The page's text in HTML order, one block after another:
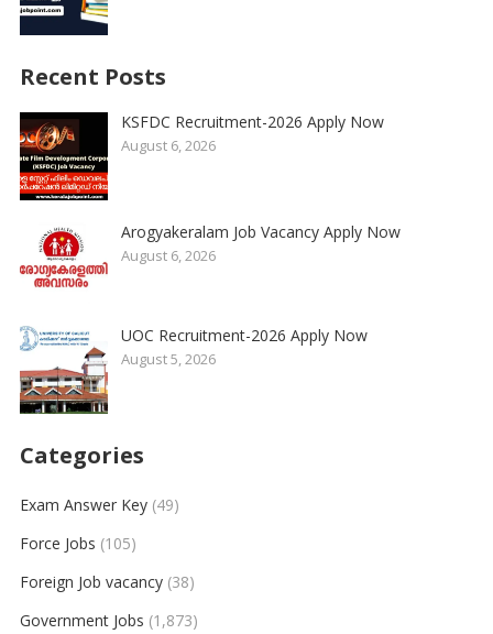
Recent Posts
KSFDC Recruitment-2026 Apply Now
August 6, 2026
Arogyakeralam Job Vacancy Apply Now
August 6, 2026
UOC Recruitment-2026 Apply Now
August 5, 2026
Categories
Exam Answer Key(49)
Force Jobs (105)
Foreign Job vacancy(38)
Government Jobs (1,873)